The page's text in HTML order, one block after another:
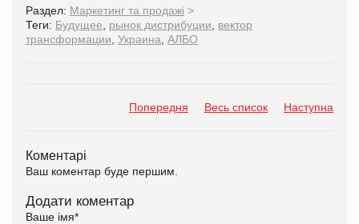
Раздел: Маркетинг та продажі >
Теги: Будущее рынок дистрибуции
вектор
трансформации Украина АЛБО
Попередня Весь список Наступна
Коментарі
Ваш коментар буде першим.
Додати коментар
Ваше імя*